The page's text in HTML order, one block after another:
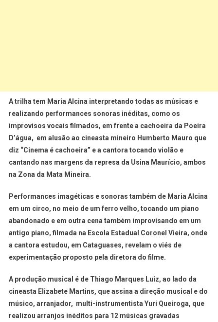
A trilha tem Maria Alcina interpretando todas as músicas e
realizando performances sonoras inéditas, como os
improvisos vocais filmados, em frente a cachoeira da Poeira
D’água, em alusão ao cineasta mineiro Humberto Mauro que
diz “Cinema é cachoeira” e a cantora tocando violão e
cantando nas margens da represa da Usina Maurício, ambos
na Zona da Mata Mineira.
Performances imagéticas e sonoras também de Maria Alcina
em um circo, no meio de um ferro velho, tocando um piano
abandonado e em outra cena também improvisando em um
antigo piano, filmada na Escola Estadual Coronel Vieira, onde
a cantora estudou, em Cataguases, revelam o viés de
experimentação proposto pela diretora do filme.
A produção musical é de Thiago Marques Luiz, ao lado da
cineasta Elizabete Martins, que assina a direção musical e do
músico, arranjador, multi-instrumentista Yuri Queiroga, que
realizou arranjos inéditos para 12 músicas gravadas